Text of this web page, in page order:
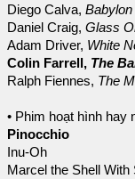
Diego Calva, Babylon
Daniel Craig, Glass
Adam Driver, White
Colin Farrell, The
Ralph Fiennes, The
• Phim hoạt hình hay
Pinocchio
Inu-Oh
Marcel the Shell With